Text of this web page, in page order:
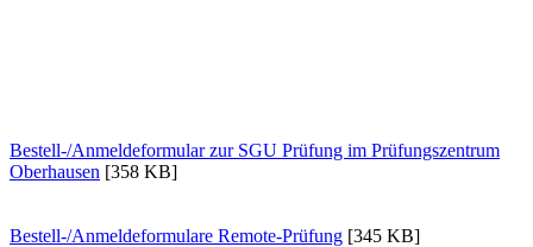
Bestell-/Anmeldeformular zur SGU Prüfung im Prüfungszentrum
Oberhausen [358 KB]
Bestell-/Anmeldeformulare Remote-Prüfung [345 KB]